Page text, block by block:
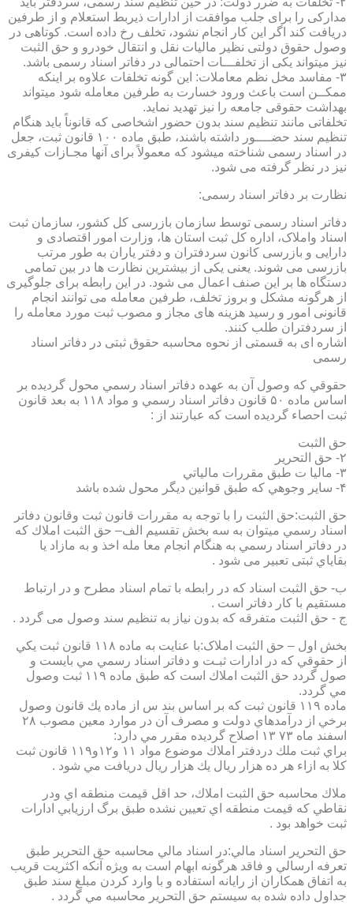
مدارکی را برای جلب موافقت از ادارات ذیربط استعلام و از طرفین
دریافت کند اگر این کار انجام نشود، تخلف رخ داده است. کوتاهی در
وصول حقوق دولتی نظیر مالیات نقل و انتقال خودرو و حق الثبت
نیز میتواند یکی از تخلفـــات احتمالی در دفاتر اسناد رسمی باشد.
۳- مفاسد مخل نظم معاملات: این گونه تخلفات علاوه بر اینکه
ممکــن است باعث ورود خسارت به طرفین معامله شود میتواند
بهداشت حقوقی جامعه را نیز تهدید نماید.
تخلفاتی مانند تنظیم سند بدون حضور اشخاصی که قانوناً باید هنگام
تنظیم سند حضــــور داشته باشند، طبق ماده ۱۰۰ قانون ثبت، جعل
در اسناد رسمی شناخته میشود که معمولاً برای آنها مجـازات کیفری
نیز در نظر گرفته می شود.
نظارت بر دفاتر اسناد رسمی:
دفاتر اسناد رسمی توسط سازمان بازرسی کل کشور، سازمان ثبت
اسناد واملاک، اداره کل ثبت استان ها، وزارت امور اقتصادی و
دارایی و بازرسی کانون سردفتران و دفتر یاران به طور مرتب
بازرسی می شوند. یعنی یکی از بیشترین نظارت ها در بین تمامی
دستگاه ها بر این صنف اعمال می شود. در این رابطه برای جلوگیری
از هرگونه مشکل و بروز تخلف، طرفین معامله می توانند انجام
قانونی امور و رسید هزینه های مجاز و مصوب ثبت مورد معامله را
از سردفتران طلب کنند.
اشاره ای به قسمتی از نحوه محاسبه حقوق ثبتی در دفاتر اسناد
رسمی
حقوقي كه وصول آن به عهده دفاتر اسناد رسمي محول گرديده بر
اساس ماده ۵۰ قانون دفاتر اسناد رسمي و مواد ۱۱۸ به بعد قانون
ثبت احصاء گرديده است كه عبارتند از :
حق الثبت
۲- حق التحرير
۳- ماليا ت طبق مقررات مالياتي
۴- ساير وجوهي كه طبق قوانين ديگر محول شده باشد
حق الثبت:حق الثبت را با توجه به مقررات قانون ثبت وقانون دفاتر
اسناد رسمي ميتوان به سه بخش تقسيم الف– حق الثبت املاك كه
در دفاتر اسناد رسمي به هنگام انجام معا مله اخذ و به مازاد يا
بقاياي ثبتی تعبیر می شود .
ب- حق الثبت اسناد كه در رابطه با تمام اسناد مطرح و در ارتباط
مستقيم با كار دفاتر است .
ج - حق الثبت متفرقه كه بدون نياز به تنظیم سند وصول می گردد .
بخش اول – حق الثبت املاک:با عنايت به ماده ۱۱۸ قانون ثبت يكي
از حقوقي كه در ادارات ثبـت و دفاتر اسناد رسمي مي بايست و
صول گردد حق الثبت املاك است كه طبق ماده ۱۱۹ ثبت وصول
مي گردد.
ماده ۱۱۹ قانون ثبت كه بر اساس بند س از ماده يك قانون وصول
برخي از درآمدهاي دولت و مصرف آن در موارد معين مصوب ۲۸
اسفند ماه ۷۳ ۱۳ اصلاح گرديده مقرر مي دارد:
براي ثبت ملك دردفتر املاك موضوع مواد ۱۱ و۱۲و۱۱۹ قانون ثبت
كلا به ازاء هر ده هزار ريال يك هزار ريال دريافت مي شود .
ملاك محاسبه حق الثبت املاك، حد اقل قيمت منطقه اي ودر
نقاطي كه قيمت منطقه اي تعيين نشده طبق برگ ارزيابي ادارات
ثبت خواهد بود .
حق التحرير اسناد مالي:در اسناد مالي محاسبه حق التحرير طبق
تعرفه ارسالي و فاقد هرگونه ابهام است به ويژه آنكه اكثريت قريب
به اتفاق همكاران از رايانه استفاده و با وارد كردن مبلغ سند طبق
جداول داده شده به سيستم حق التحرير محاسبه مي گردد .